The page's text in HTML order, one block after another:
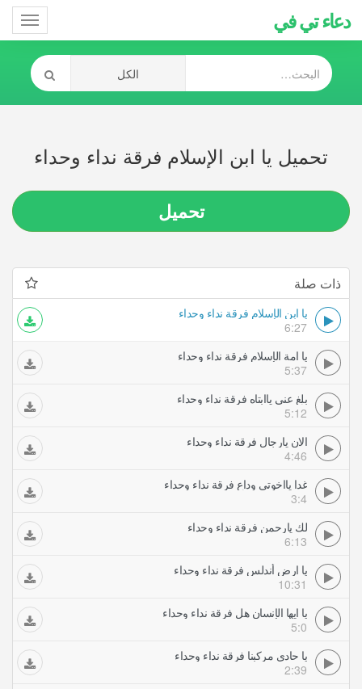
دعاء تي في
تحميل يا ابن الإسلام فرقة نداء وحداء
تحميل
ذات صلة
يا ابن الإسلام فرقة نداء وحداء
6:27
يا امة الإسلام فرقة نداء وحداء
5:37
بلغ عني ياابتاه فرقة نداء وحداء
5:12
الان يارجال فرقة نداء وحداء
4:46
غدا يااخوتي وداع فرقة نداء وحداء
3:4
لك يارحمن فرقة نداء وحداء
6:13
يا ارض أندلس فرقة نداء وحداء
10:31
يا ايها الإنسان هل فرقة نداء وحداء
5:0
يا حادي مركبنا فرقة نداء وحداء
2:39